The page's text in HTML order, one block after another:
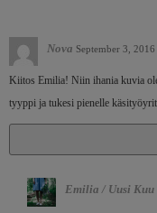
Nova September 3,
Kiitos Emilia! Niin ihania kuvia
tyyppi ja tukesi pienelle
Emilia / Uusi Kuu